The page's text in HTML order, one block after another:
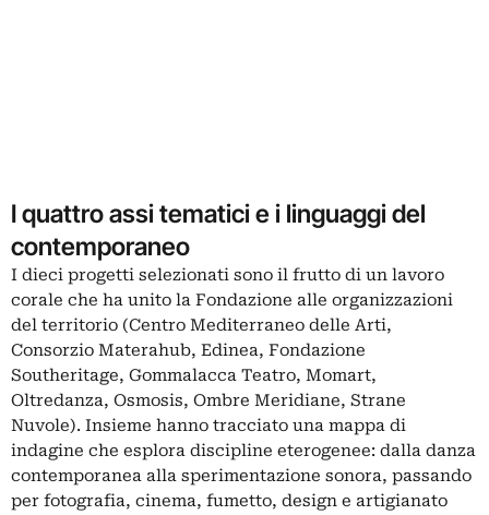
I quattro assi tematici e i linguaggi del
contemporaneo
I dieci progetti selezionati sono il frutto di un lavoro
corale che ha unito la Fondazione alle organizzazioni
del territorio (Centro Mediterraneo delle Arti,
Consorzio Materahub, Edinea, Fondazione
Southeritage, Gommalacca Teatro, Momart,
Oltredanza, Osmosis, Ombre Meridiane, Strane
Nuvole). Insieme hanno tracciato una mappa di
indagine che esplora discipline eterogenee: dalla danza
contemporanea alla sperimentazione sonora, passando
per fotografia, cinema, fumetto, design e artigianato